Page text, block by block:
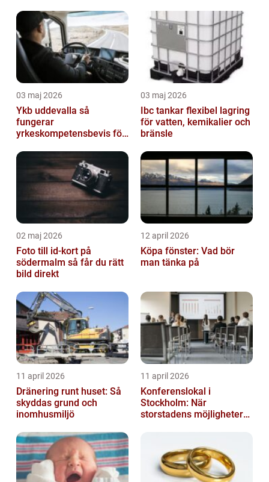
03 maj 2026
Ykb uddevalla så
fungerar
yrkeskompetensbevis för
03 maj 2026
Ibc tankar flexibel lagring
för vatten, kemikalier och
bränsle
02 maj 2026
Foto till id-kort på
södermalm så får du rätt
bild direkt
12 april 2026
Köpa fönster: Vad bör
man tänka på
11 april 2026
Dränering runt huset: Så
skyddas grund och
inomhusmiljö
11 april 2026
Konferenslokal i
Stockholm: När
storstadens möjligheter